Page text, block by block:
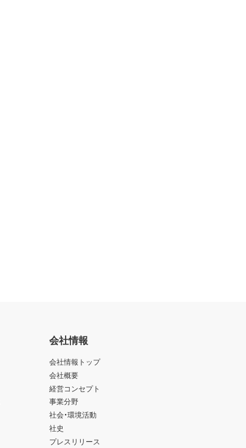
会社情報
会社情報トップ
会社概要
経営コンセプト
事業分野
社会・環境活動
社史
プレスリリース